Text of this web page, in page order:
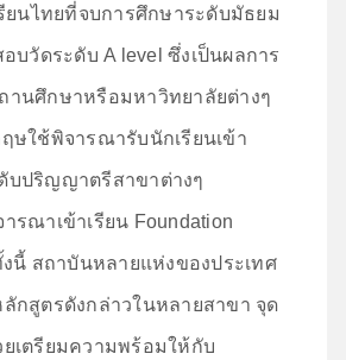
นไทยที่จบการศึกษาระดับมัธยม
บวัดระดับ A level ซึ่งเป็นผลการ
านศึกษาหรือมหาวิทยาลัยต่างๆ
ษใช้พิจารณารับนักเรียนเข้า
บปริญญาตรีสาขาต่างๆ
รณาเข้าเรียน Foundation
งนี้ สถาบันหลายแห่งของประเทศ
ลักสูตรดังกล่าวในหลายสาขา จุด
ยเตรียมความพร้อมให้กับ